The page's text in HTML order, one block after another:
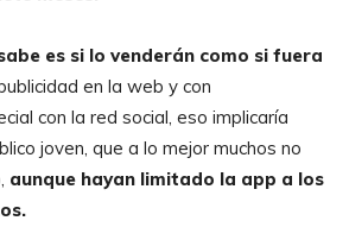
es si lo venderán como si fuera
en la web y con
con la red social, eso implicaría
joven, que a lo mejor muchos no
aunque hayan limitado la app a los